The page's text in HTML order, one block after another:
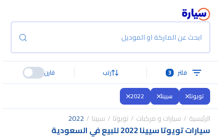
ابحث عن الماركة او الموديل
فلتر 3 رتب قارن
تويوتا سيينا 2022
الرئيسية سيارات و مركبات تويوتا سيينا 2022
سيارات تويوتا سيينا 2022 للبيع في السعودية